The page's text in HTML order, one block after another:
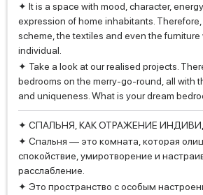
✦ It is a space with mood, character,
expression of home inhabitants.
scheme, the textiles and even the
individual.
✦ Take a look at our realised projects.
bedrooms on the merry-go-round, all with
and uniqueness. What is your dream
✦ СПАЛЬНЯ, КАК ОТРАЖЕНИЕ
✦ Спальня — это комната, которая
спокойствие, умиротворение и
расслабление.
✦ Это пространство с особым